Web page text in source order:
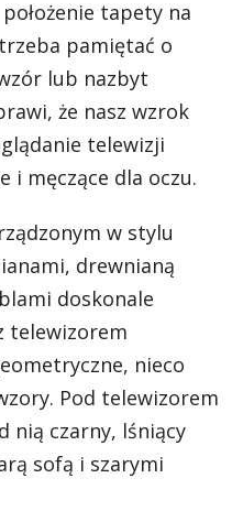
tapety na
pamiętać o
lub nazbyt
że nasz wzrok
telewizji
i męczące dla oczu.
w stylu
drewnianą
doskonale
telewizorem
nieco
Pod telewizorem
nią czarny, lśniący
sofą i szarymi